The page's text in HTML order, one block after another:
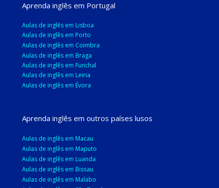
Aprenda inglês em Portugal
Aulas de inglês em Lisboa
Aulas de inglês em Porto
Aulas de inglês em Coimbra
Aulas de inglês em Braga
Aulas de inglês em Funchal
Aulas de inglês em Leiria
Aulas de inglês em Évora
Aprenda inglês em outros países lusos
Aulas de inglês em Macau
Aulas de inglês em Maputo
Aulas de inglês em Luanda
Aulas de inglês em Bissau
Aulas de inglês em Malabo